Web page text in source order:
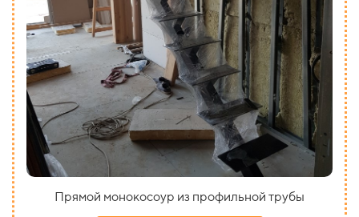
Прямой монокосоур из профильной трубы